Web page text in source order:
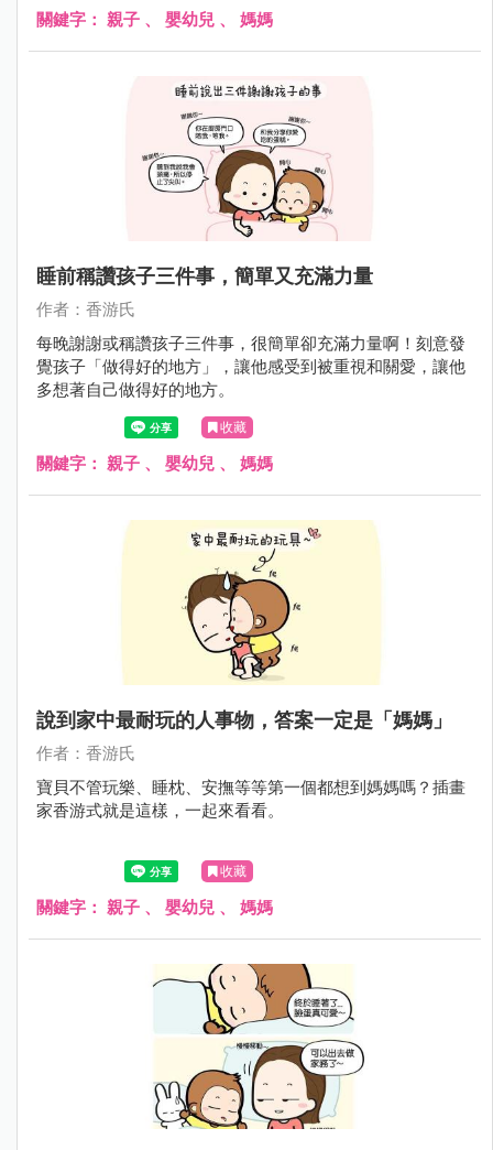
關鍵字： 親子 、 嬰幼兒 、 媽媽
睡前稱讚孩子三件事，簡單又充滿力量
作者：香游氏
每晚謝謝或稱讚孩子三件事，很簡單卻充滿力量啊！刻意發
覺孩子「做得好的地方」，讓他感受到被重視和關愛，讓他
多想著自己做得好的地方。
收藏
關鍵字： 親子 、 嬰幼兒 、 媽媽
說到家中最耐玩的人事物，答案一定是「媽媽」
作者：香游氏
寶貝不管玩樂、睡枕、安撫等等第一個都想到媽媽嗎？插畫
家香游式就是這樣，一起來看看。
收藏
關鍵字： 親子 、 嬰幼兒 、 媽媽